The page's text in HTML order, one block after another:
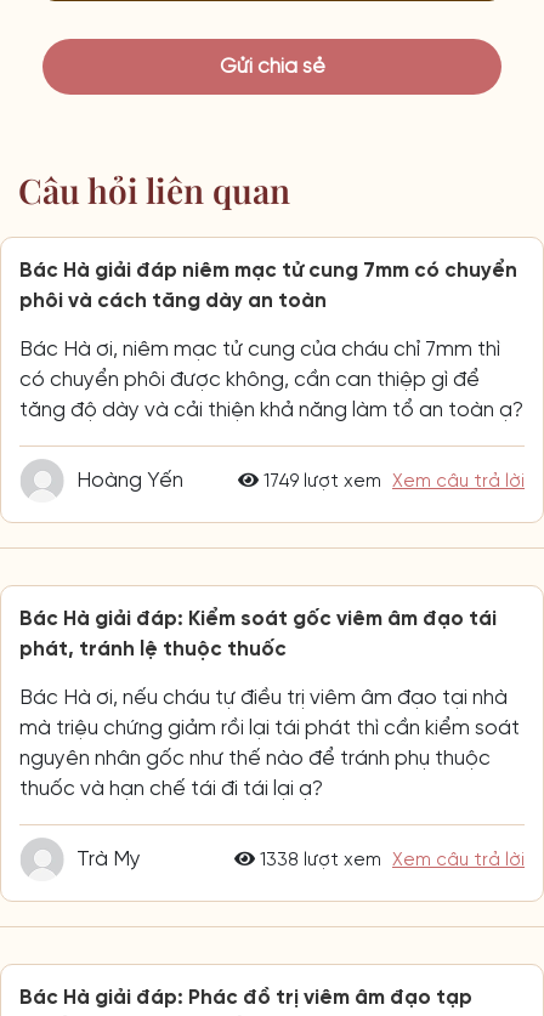
Câu hỏi liên quan
Bác Hà giải đáp niêm mạc tử cung 7mm có chuyển
phôi và cách tăng dày an toàn
Bác Hà ơi, niêm mạc tử cung của cháu chỉ 7mm thì
có chuyển phôi được không, cần can thiệp gì để
tăng độ dày và cải thiện khả năng làm tổ an toàn ạ?
Hoàng Yến 1749 lượt xem Xem câu trả lời
Bác Hà giải đáp: Kiểm soát gốc viêm âm đạo tái
phát, tránh lệ thuộc thuốc
Bác Hà ơi, nếu cháu tự điều trị viêm âm đạo tại nhà
mà triệu chứng giảm rồi lại tái phát thì cần kiểm soát
nguyên nhân gốc như thế nào để tránh phụ thuộc
thuốc và hạn chế tái đi tái lại ạ?
Trà My 1338 lượt xem Xem câu trả lời
Bác Hà giải đáp: Phác đồ trị viêm âm đạo tạp